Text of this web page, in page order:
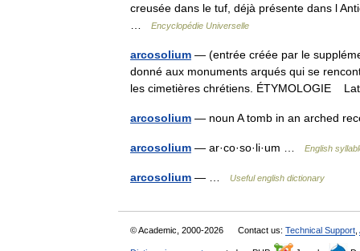
creusée dans le tuf, déjà présente dans l
Encyclopédie Universelle
arcosolium — (entrée créée par le
donné aux monuments arqués qui se
les cimetières chrétiens. ÉTYMOLOGIE
arcosolium — noun A tomb in an arched
arcosolium — ar·co·so·li·um … English
arcosolium — … Useful english dictionary
© Academic, 2000-2026 Contact us: Technical Support